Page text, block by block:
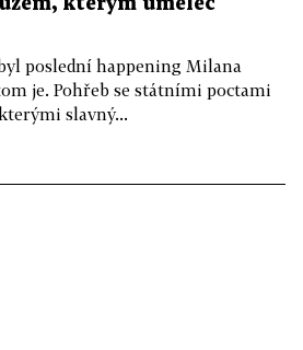
poslední happening Milana
je. Pohřeb se státními poctami
slavný...